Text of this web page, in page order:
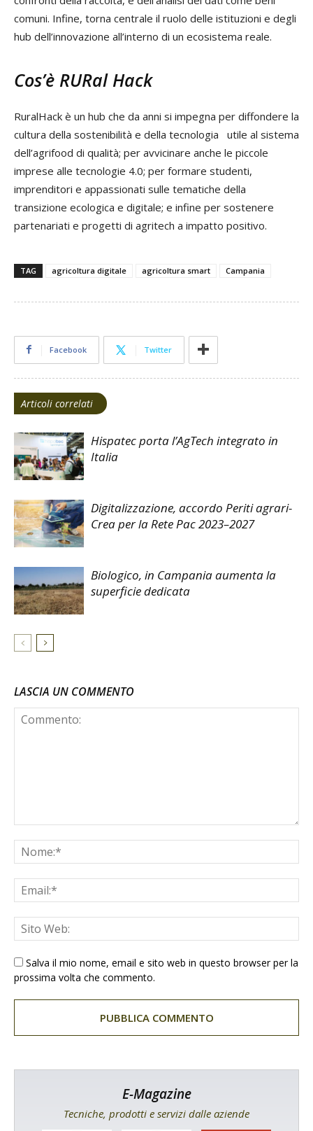
comuni. Infine, torna centrale il ruolo delle istituzioni e degli
hub dell’innovazione all’interno di un ecosistema reale.
Cos’è RURal Hack
RuralHack è un hub che da anni si impegna per diffondere la
cultura della sostenibilità e della tecnologia utile al sistema
dell’agrifood di qualità; per avvicinare anche le piccole
imprese alle tecnologie 4.0;​ per formare studenti,
imprenditori e appassionati sulle tematiche della
transizione ecologica e digitale; e infine per sostenere
partenariati e progetti di agritech a impatto positivo.
TAG agricoltura digitale agricoltura smart Campania
Facebook Twitter
Articoli correlati
Hispatec porta l’AgTech integrato in
Italia
Digitalizzazione, accordo Periti agrari-
Crea per la Rete Pac 2023–2027
Biologico, in Campania aumenta la
superficie dedicata
LASCIA UN COMMENTO
Salva il mio nome, email e sito web in questo browser per la
prossima volta che commento.
E-Magazine
Tecniche, prodotti e servizi dalle aziende